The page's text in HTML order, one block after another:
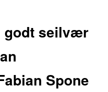
godt seilvær
Spone